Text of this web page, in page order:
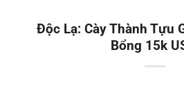
Độc Lạ: Cày Thành Tựu
Bổng 15k